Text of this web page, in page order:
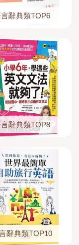
辭典類TOP6
辭典類TOP8
辭典類TOP10